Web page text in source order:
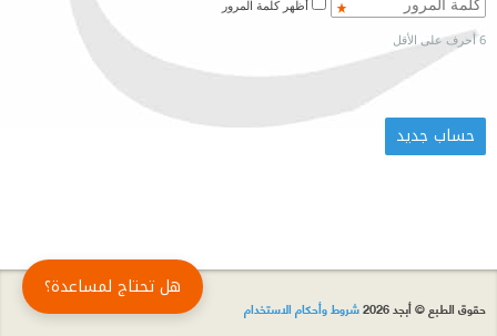
6 أحرف على الأقل
حقوق الطبع © أبجد 2026 شروط وأحكام الاستخدام
هل تحتاج لمساعدة؟